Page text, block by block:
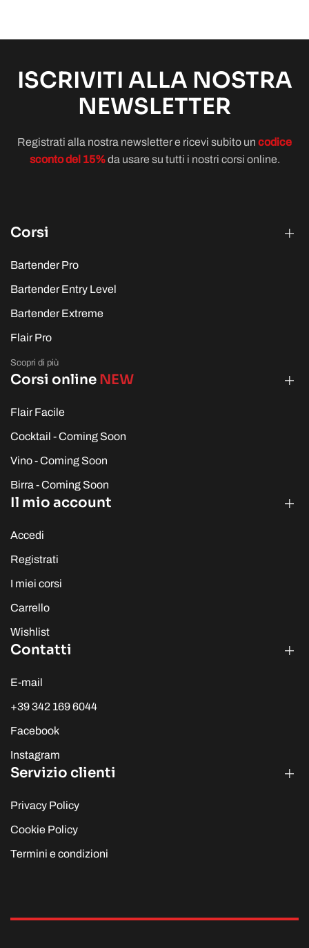
ISCRIVITI ALLA NOSTRA
NEWSLETTER
Registrati alla nostra newsletter e ricevi subito un codice
sconto del 15%da usare su tutti i nostri corsi online.
Corsi
Bartender Pro
Bartender Entry Level
Bartender Extreme
Flair Pro
Scopri di più
Corsi online NEW
Flair Facile
Cocktail - Coming Soon
Vino - Coming Soon
Birra - Coming Soon
Il mio account
Accedi
Registrati
I miei corsi
Carrello
Wishlist
Contatti
E-mail
+39 342 169 6044
Facebook
Instagram
Servizio clienti
Privacy Policy
Cookie Policy
Termini e condizioni